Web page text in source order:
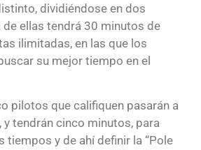
dividiéndose en dos
ellas tendrá 30 minutos de
ilimitadas, en las que los
su mejor tiempo en el
pilotos que califiquen pasarán a
y tendrán cinco minutos, para
tiempos y de ahí definir la “Pole